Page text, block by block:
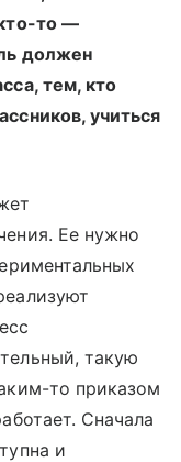
то —
должен
тем, кто
учиться
Ее нужно
такую
то приказом
Сначала
и